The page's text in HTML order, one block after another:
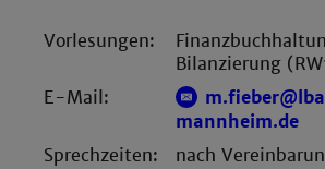
Vorlesungen:
Bilanzierung
E-Mail:
mannheim.de
Sprechzeiten:
nach